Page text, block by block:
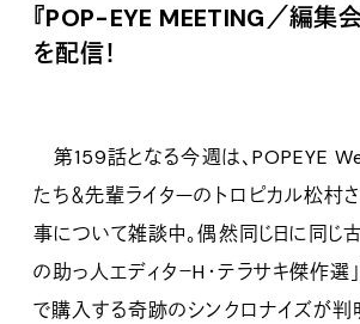
『POP-EYE MEETING／編集
を配信！
第159話となる今週は、POPEYE
たち＆先輩ライターのトロピカル松村
事について雑談中。偶然同じ日に同じ
の助っ人エディタ－H・テラサキ傑作選
で購入する奇跡のシンクロナイズが判